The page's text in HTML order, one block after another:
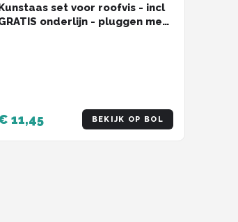
set voor roofvis - incl
onderlijn - pluggen met
11,45 BEKIJK OP BOL